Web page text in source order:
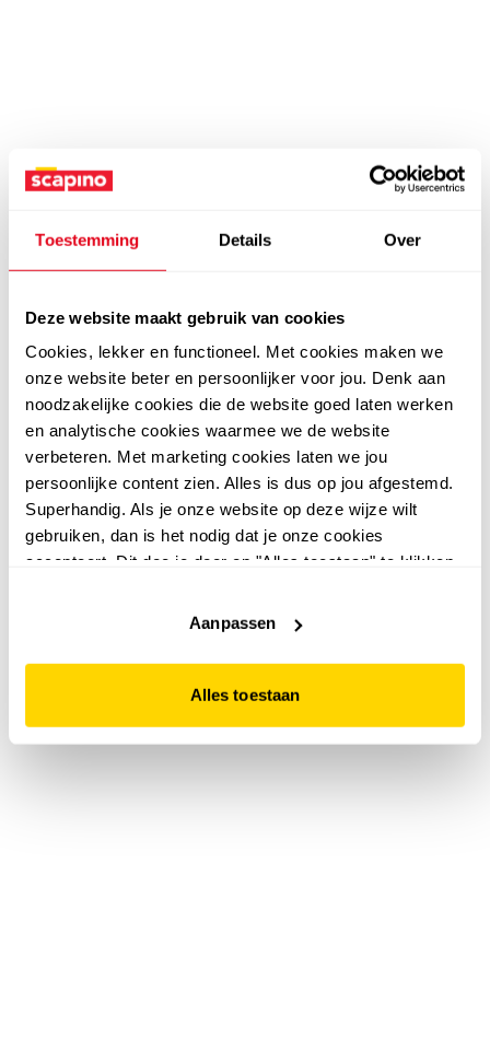
Toestemming Details Over
Deze website maakt gebruik van cookies
Cookies, lekker en functioneel. Met cookies maken we
onze website beter en persoonlijker voor jou. Denk aan
noodzakelijke cookies die de website goed laten werken
en analytische cookies waarmee we de website
verbeteren. Met marketing cookies laten we jou
persoonlijke content zien. Alles is dus op jou afgestemd.
Superhandig. Als je onze website op deze wijze wilt
gebruiken, dan is het nodig dat je onze cookies
accepteert. Dit doe je door op "Alles toestaan" te klikken.
website niet optimaal functioneert.
Aanpassen
Alles toestaan